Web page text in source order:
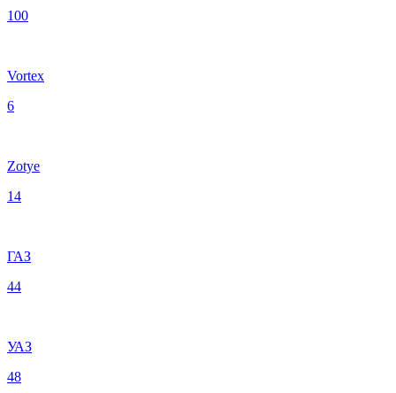
100
Vortex
6
Zotye
14
ГАЗ
44
УАЗ
48